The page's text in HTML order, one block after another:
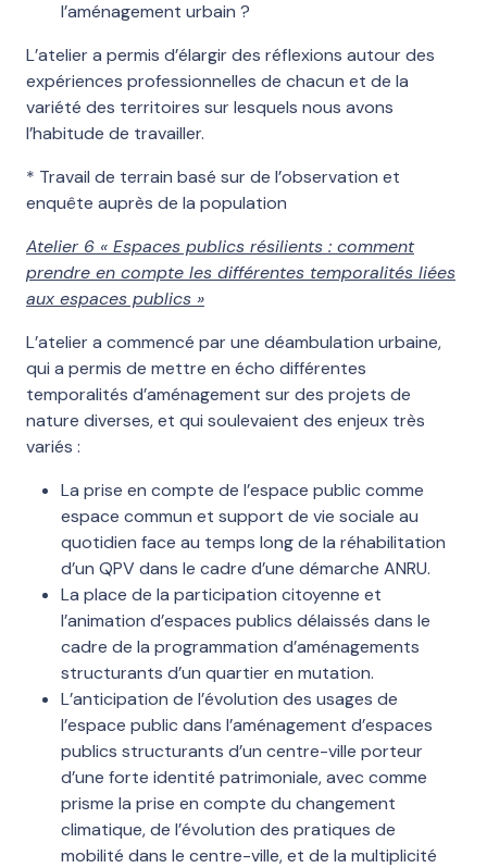
l’aménagement urbain ?
L’atelier a permis d’élargir des réflexions autour des
expériences professionnelles de chacun et de la
variété des territoires sur lesquels nous avons
l’habitude de travailler.
* Travail de terrain basé sur de l’observation et
enquête auprès de la population
Atelier 6 « Espaces publics résilients : comment
prendre en compte les différentes temporalités liées
aux espaces publics »
L’atelier a commencé par une déambulation urbaine,
qui a permis de mettre en écho différentes
temporalités d’aménagement sur des projets de
nature diverses, et qui soulevaient des enjeux très
variés :
La prise en compte de l’espace public comme
espace commun et support de vie sociale au
quotidien face au temps long de la réhabilitation
d’un QPV dans le cadre d’une démarche ANRU.
La place de la participation citoyenne et
l’animation d’espaces publics délaissés dans le
cadre de la programmation d’aménagements
structurants d’un quartier en mutation.
L’anticipation de l’évolution des usages de
l’espace public dans l’aménagement d’espaces
publics structurants d’un centre-ville porteur
d’une forte identité patrimoniale, avec comme
prisme la prise en compte du changement
climatique, de l’évolution des pratiques de
mobilité dans le centre-ville, et de la multiplicité